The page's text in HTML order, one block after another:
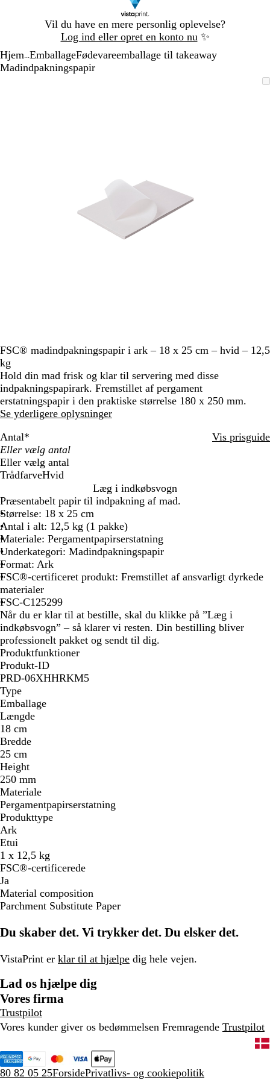
Vil du have en mere personlig oplevelse?
Log ind eller opret en konto nu ✨
1
Hjem EmballageFødevareemballage til takeaway
Madindpakningspapir
og
piletasterne
panorere
FSC® madindpakningspapir i ark – 18 x 25 cm – hvid – 12,5
kg
Hold din mad frisk og klar til servering med disse
indpakningspapirark. Fremstillet af pergament
erstatningspapir i den praktiske størrelse 180 x 250 mm.
Se yderligere oplysninger
Antal* Vis prisguide
Eller vælg antal
TrådfarveHvid
v
i
d
Læg i indkøbsvogn
Præsentabelt papir til indpakning af mad.
Størrelse: 18 x 25 cm
Antal i alt: 12,5 kg (1 pakke)
Materiale: Pergamentpapirserstatning
Underkategori: Madindpakningspapir
Format: Ark
FSC®-certificeret produkt: Fremstillet af ansvarligt dyrkede
materialer
FSC-C125299
Når du er klar til at bestille, skal du klikke på ”Læg i
indkøbsvogn” – så klarer vi resten. Din bestilling bliver
professionelt pakket og sendt til dig.
Produktfunktioner
Produkt-ID
PRD-06XHHRKM5
Type
Emballage
Længde
18 cm
Bredde
25 cm
Height
250 mm
Materiale
Pergamentpapirserstatning
Produkttype
Ark
Etui
1 x 12,5 kg
FSC®-certificerede
Ja
Material composition
Parchment Substitute Paper
Du skaber det. Vi trykker det. Du elsker det.
VistaPrint er klar til at hjælpe dig hele vejen.
Lad os hjælpe dig
Vores firma
Trustpilot
Vores kunder giver os bedømmelsen Fremragende Trustpilot
80 82 05 25ForsidePrivatlivs- og cookiepolitik